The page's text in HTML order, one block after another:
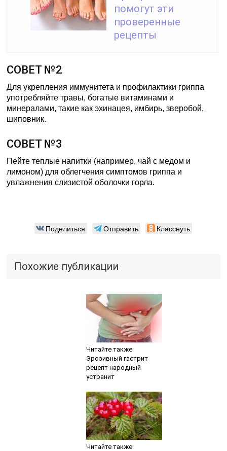
помогут эти
проверенные
рецепты
СОВЕТ №2
Для укрепления иммунитета и профилактики гриппа
употребляйте травы, богатые витаминами и
минералами, такие как эхинацея, имбирь, зверобой,
шиповник.
СОВЕТ №3
Пейте теплые напитки (например, чай с медом и
лимоном) для облегчения симптомов гриппа и
увлажнения слизистой оболочки горла.
Поделиться Отправить Класснуть
Похожие публикации
Читайте также:
Эрозивный гастрит
рецепт народный
устранит
Читайте также: